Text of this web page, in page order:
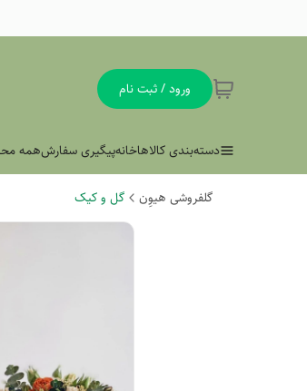
ورود / ثبت نام
دسته‌بندی کالاهاخانهپیگیری سفارشهمه
گلفروشی هیوِن گل و کیک